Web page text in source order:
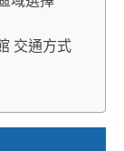
交通方式